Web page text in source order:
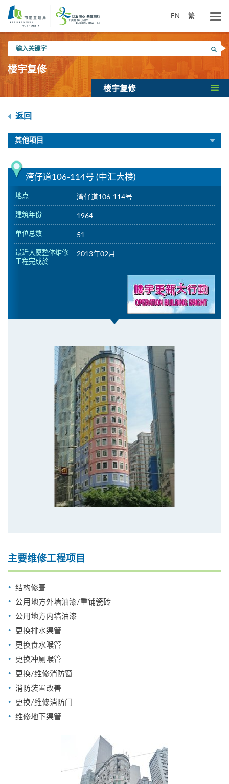
内
EN 繁
入
关
键
搜寻
楼宇复修
楼宇复修
返回
其他项目
湾仔道106-114号 (中汇大楼)
地点 湾仔道106-114号
建筑年份 1964
单位总数 51
最近大厦整体维修
工程完成於
2013年02月
主要维修工程项目
结构修葺
公用地方外墙油漆/重铺瓷砖
公用地方内墙油漆
更换排水渠管
更换食水喉管
更换冲厕喉管
更换/维修消防窗
消防装置改善
更换/维修消防门
维修地下渠管